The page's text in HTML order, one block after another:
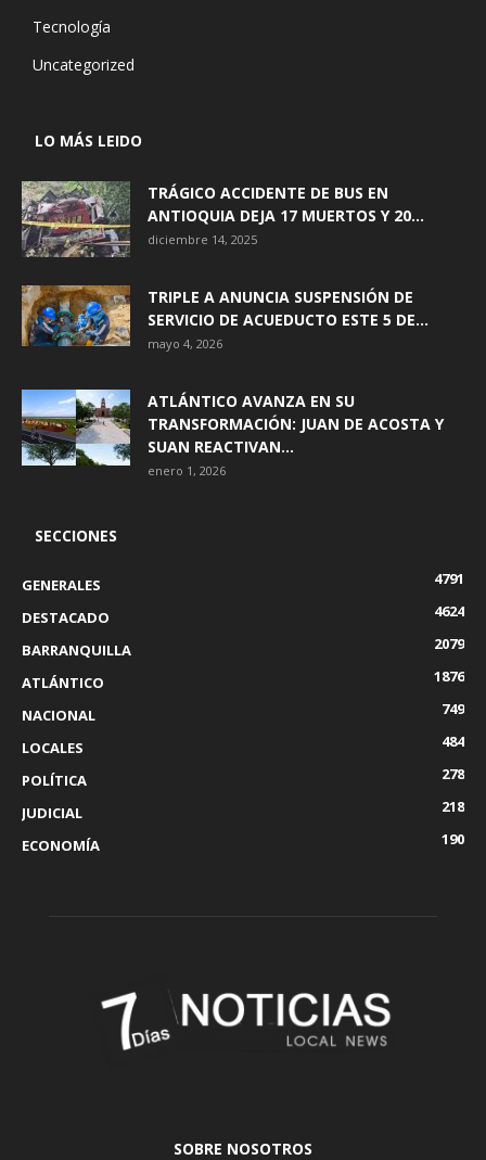
Tecnología
Uncategorized
LO MÁS LEIDO
TRÁGICO ACCIDENTE DE BUS EN
ANTIOQUIA DEJA 17 MUERTOS Y 20...
diciembre 14, 2025
TRIPLE A ANUNCIA SUSPENSIÓN DE
SERVICIO DE ACUEDUCTO ESTE 5 DE...
mayo 4, 2026
ATLÁNTICO AVANZA EN SU
TRANSFORMACIÓN: JUAN DE ACOSTA Y
SUAN REACTIVAN...
enero 1, 2026
SECCIONES
GENERALES
4791
DESTACADO
4624
BARRANQUILLA
2079
ATLÁNTICO
1876
NACIONAL
749
LOCALES
484
POLÍTICA
278
JUDICIAL
218
ECONOMÍA
190
SOBRE NOSOTROS